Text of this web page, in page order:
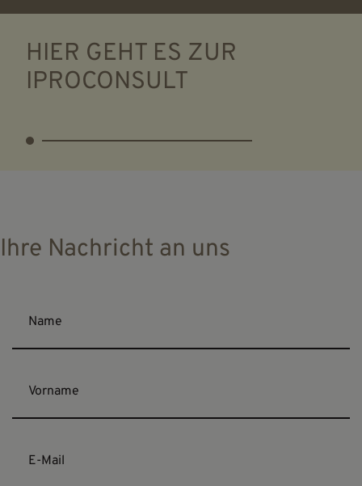
HIER GEHT ES ZUR
IPROCONSULT
Ihre Nachricht an uns